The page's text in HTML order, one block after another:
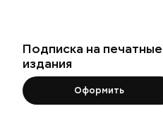
Подписка на печатные
издания
Оформить